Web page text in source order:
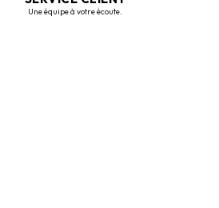
Une équipe à votre écoute.